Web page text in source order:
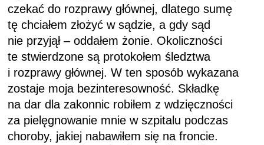
czekać do rozprawy głównej, dlatego sumę
tę chciałem złożyć w sądzie, a gdy sąd
nie przyjął – oddałem żonie. Okoliczności
te stwierdzone są protokołem śledztwa
i rozprawy głównej. W ten sposób wykazana
zostaje moja bezinteresowność. Składkę
na dar dla zakonnic robiłem z wdzięczności
za pielęgnowanie mnie w szpitalu podczas
choroby, jakiej nabawiłem się na froncie.